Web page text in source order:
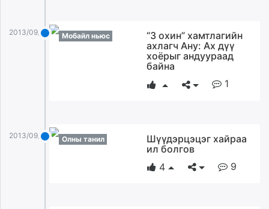
mglradio.com
tvmongolia.mn
mass.mn
2013/09/08 Мобайл ньюс
“З охин” хамтлагийн
ахлагч Ану: Ах дүү
хоёрыг андуураад
байна
1
2013/09/08 Олны танил
Шүүдэрцэцэг хайраа
ил болгов
4
9